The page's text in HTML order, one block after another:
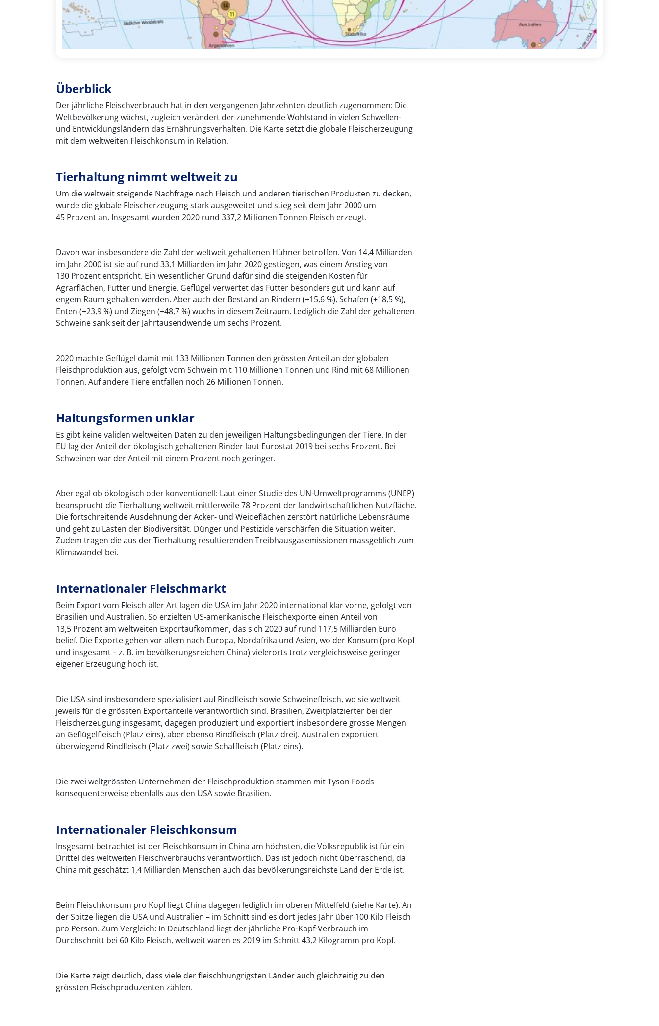
Überblick
Der jährliche Fleischverbrauch hat in den vergangenen Jahrzehnten deutlich zugenommen: Die
Weltbevölkerung wächst, zugleich verändert der zunehmende Wohlstand in vielen Schwellen-
und Entwicklungsländern das Ernährungsverhalten. Die Karte setzt die globale Fleischerzeugung
mit dem weltweiten Fleischkonsum in Relation.
Tierhaltung nimmt weltweit zu
Um die weltweit steigende Nachfrage nach Fleisch und anderen tierischen Produkten zu decken,
wurde die globale Fleischerzeugung stark ausgeweitet und stieg seit dem Jahr 2000 um
45 Prozent an. Insgesamt wurden 2020 rund 337,2 Millionen Tonnen Fleisch erzeugt.
Davon war insbesondere die Zahl der weltweit gehaltenen Hühner betroffen. Von 14,4 Milliarden
im Jahr 2000 ist sie auf rund 33,1 Milliarden im Jahr 2020 gestiegen, was einem Anstieg von
130 Prozent entspricht. Ein wesentlicher Grund dafür sind die steigenden Kosten für
Agrarflächen, Futter und Energie. Geflügel verwertet das Futter besonders gut und kann auf
engem Raum gehalten werden. Aber auch der Bestand an Rindern (+15,6 %), Schafen (+18,5 %),
Enten (+23,9 %) und Ziegen (+48,7 %) wuchs in diesem Zeitraum. Lediglich die Zahl der gehaltenen
Schweine sank seit der Jahrtausendwende um sechs Prozent.
2020 machte Geflügel damit mit 133 Millionen Tonnen den grössten Anteil an der globalen
Fleischproduktion aus, gefolgt vom Schwein mit 110 Millionen Tonnen und Rind mit 68 Millionen
Tonnen. Auf andere Tiere entfallen noch 26 Millionen Tonnen.
Haltungsformen unklar
Es gibt keine validen weltweiten Daten zu den jeweiligen Haltungsbedingungen der Tiere. In der
EU lag der Anteil der ökologisch gehaltenen Rinder laut Eurostat 2019 bei sechs Prozent. Bei
Schweinen war der Anteil mit einem Prozent noch geringer.
Aber egal ob ökologisch oder konventionell: Laut einer Studie des UN-Umweltprogramms (UNEP)
beansprucht die Tierhaltung weltweit mittlerweile 78 Prozent der landwirtschaftlichen Nutzfläche.
Die fortschreitende Ausdehnung der Acker- und Weideflächen zerstört natürliche Lebensräume
und geht zu Lasten der Biodiversität. Dünger und Pestizide verschärfen die Situation weiter.
Zudem tragen die aus der Tierhaltung resultierenden Treibhausgasemissionen massgeblich zum
Klimawandel bei.
Internationaler Fleischmarkt
Beim Export vom Fleisch aller Art lagen die USA im Jahr 2020 international klar vorne, gefolgt von
Brasilien und Australien. So erzielten US-amerikanische Fleischexporte einen Anteil von
13,5 Prozent am weltweiten Exportaufkommen, das sich 2020 auf rund 117,5 Milliarden Euro
belief. Die Exporte gehen vor allem nach Europa, Nordafrika und Asien, wo der Konsum (pro Kopf
und insgesamt – z. B. im bevölkerungsreichen China) vielerorts trotz vergleichsweise geringer
eigener Erzeugung hoch ist.
Die USA sind insbesondere spezialisiert auf Rindfleisch sowie Schweinefleisch, wo sie weltweit
jeweils für die grössten Exportanteile verantwortlich sind. Brasilien, Zweitplatzierter bei der
Fleischerzeugung insgesamt, dagegen produziert und exportiert insbesondere grosse Mengen
an Geflügelfleisch (Platz eins), aber ebenso Rindfleisch (Platz drei). Australien exportiert
überwiegend Rindfleisch (Platz zwei) sowie Schaffleisch (Platz eins).
Die zwei weltgrössten Unternehmen der Fleischproduktion stammen mit Tyson Foods
konsequenterweise ebenfalls aus den USA sowie Brasilien.
Internationaler Fleischkonsum
Insgesamt betrachtet ist der Fleischkonsum in China am höchsten, die Volksrepublik ist für ein
Drittel des weltweiten Fleischverbrauchs verantwortlich. Das ist jedoch nicht überraschend, da
China mit geschätzt 1,4 Milliarden Menschen auch das bevölkerungsreichste Land der Erde ist.
Beim Fleischkonsum pro Kopf liegt China dagegen lediglich im oberen Mittelfeld (siehe Karte). An
der Spitze liegen die USA und Australien – im Schnitt sind es dort jedes Jahr über 100 Kilo Fleisch
pro Person. Zum Vergleich: In Deutschland liegt der jährliche Pro-Kopf-Verbrauch im
Durchschnitt bei 60 Kilo Fleisch, weltweit waren es 2019 im Schnitt 43,2 Kilogramm pro Kopf.
Die Karte zeigt deutlich, dass viele der fleischhungrigsten Länder auch gleichzeitig zu den
grössten Fleischproduzenten zählen.